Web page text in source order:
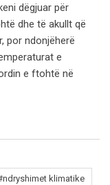
dëgjuar për
dhe të akullt që
por ndonjëherë
e
e ftohtë në
klimatike